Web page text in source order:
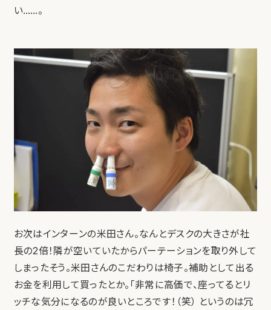
い……。
お次はインターンの米田さん。なんとデスクの大きさが社
長の2倍！隣が空いていたからパーテーションを取り外して
しまったそう。米田さんのこだわりは椅子。補助として出る
お金を利用して買ったとか。「非常に高価で、座ってるとリ
ッチな気分になるのが良いところです！（笑） というのは冗